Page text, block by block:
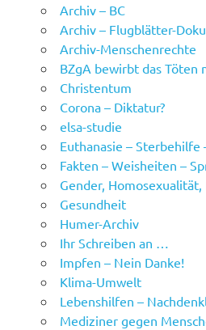
Archiv – BC
Archiv – Flugblätter-
Archiv-Menschenrechte
BZgA bewirbt das Töten
Christentum
Corona – Diktatur?
elsa-studie
Euthanasie – Sterbehilfe
Fakten – Weisheiten –
Gender, Homosexualität,
Gesundheit
Humer-Archiv
Ihr Schreiben an …
Impfen – Nein Danke!
Klima-Umwelt
Lebenshilfen –
Mediziner gegen